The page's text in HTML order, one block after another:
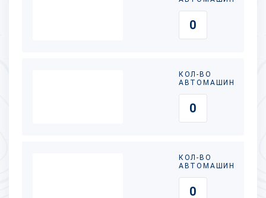
КОЛ-ВО
АВТОМАШИН
КОЛ-ВО
АВТОМАШИН